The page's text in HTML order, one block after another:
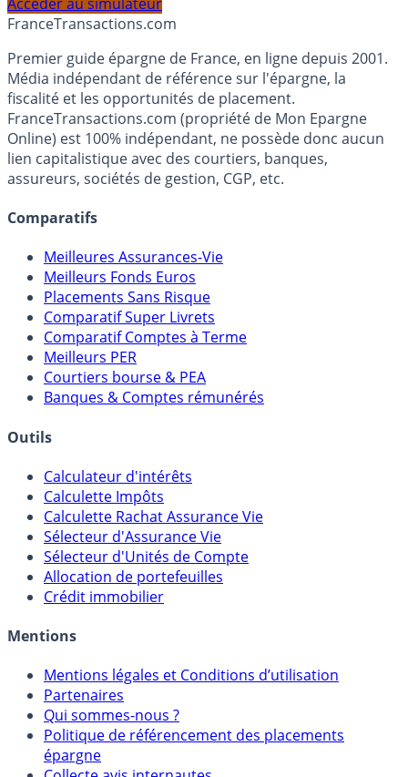
profil et horizon de placement.
FranceTransactions.com
Premier guide épargne de France, en ligne depuis 2001.
Média indépendant de référence sur l'épargne, la
fiscalité et les opportunités de placement.
FranceTransactions.com (propriété de Mon Epargne
Online) est 100% indépendant, ne possède donc aucun
assureurs, sociétés de gestion, CGP, etc.
Comparatifs
Meilleures Assurances-Vie
Meilleurs Fonds Euros
Placements Sans Risque
Comparatif Super Livrets
Comparatif Comptes à Terme
Meilleurs PER
Banques & Comptes rémunérés
Outils
Calculateur d'intérêts
Calculette Impôts
Calculette Rachat Assurance Vie
Sélecteur d'Assurance Vie
Sélecteur d'Unités de Compte
Crédit immobilier
Mentions
Mentions légales et Conditions d’utilisation
Partenaires
Qui sommes-nous ?
Politique de référencement des placements